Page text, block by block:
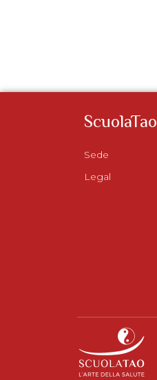
ScuolaTao
Sede
Legal